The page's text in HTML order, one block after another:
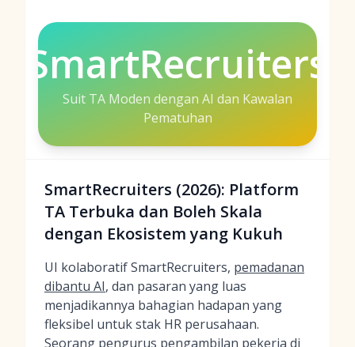
SmartRecruiters
Suit TA Moden dengan AI dan Kawalan
Pematuhan
SmartRecruiters (2026): Platform
TA Terbuka dan Boleh Skala
dengan Ekosistem yang Kukuh
UI kolaboratif SmartRecruiters, pemadanan
dibantu AI, dan pasaran yang luas
menjadikannya bahagian hadapan yang
fleksibel untuk stak HR perusahaan.
Seorang pengurus pengambilan pekerja di